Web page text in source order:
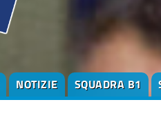
NOTIZIE SQUADRA B1